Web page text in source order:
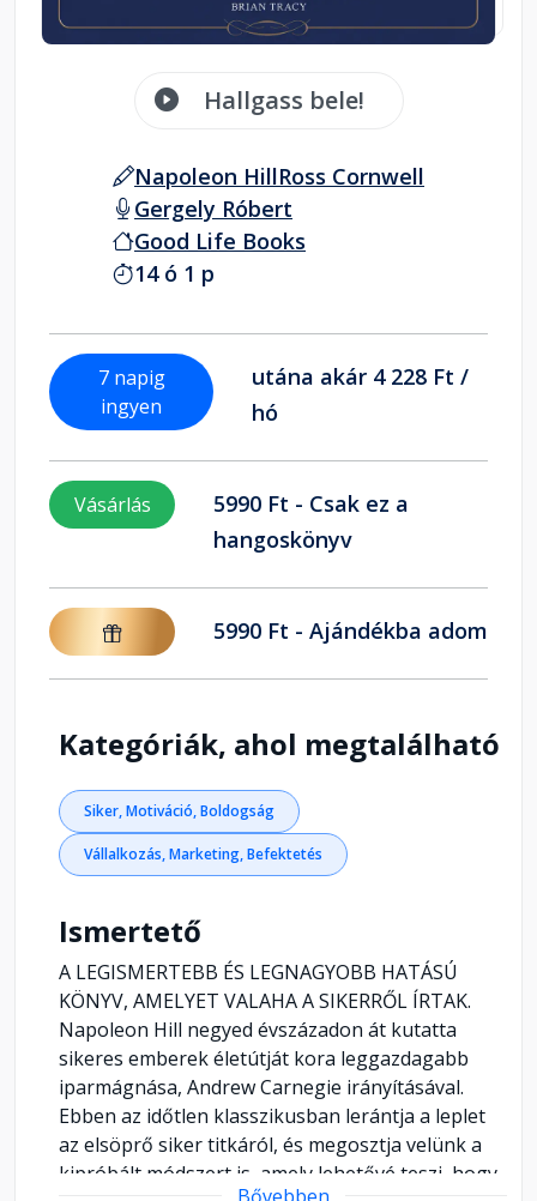
Hallgass bele!
Napoleon HillRoss Cornwell
Gergely Róbert
Good Life Books
14 ó 1 p
7 napig
ingyen
utána akár 4 228 Ft /
hó
Vásárlás
5990 Ft - Csak ez a
hangoskönyv
5990 Ft - Ajándékba adom
Kategóriák, ahol megtalálható
Siker, Motiváció, Boldogság
Vállalkozás, Marketing, Befektetés
Ismertető
A LEGISMERTEBB ÉS LEGNAGYOBB HATÁSÚ
KÖNYV, AMELYET VALAHA A SIKERRŐL ÍRTAK.
Napoleon Hill negyed évszázadon át kutatta
sikeres emberek életútját kora leggazdagabb
iparmágnása, Andrew Carnegie irányításával.
Ebben az időtlen klasszikusban lerántja a leplet
az elsöprő siker titkáról, és megosztja velünk a
kipróbált módszert is, amely lehetővé teszi, hogy
Bővebben